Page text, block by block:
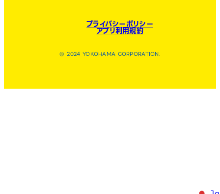
プライバシーポリシー
アプリ利用規約
© 2024 YOKOHAMA CORPORATION.